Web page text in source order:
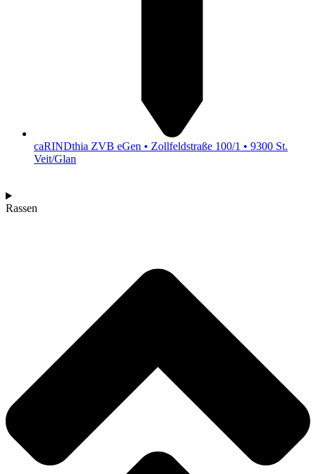
caRINDthia ZVB eGen • Zollfeldstraße 100/1 • 9300 St.
Veit/Glan
Rassen